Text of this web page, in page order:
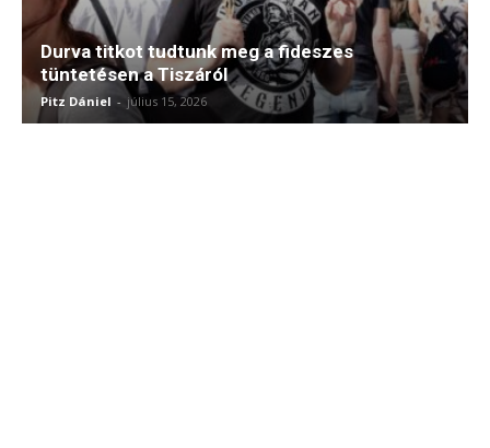
Durva titkot tudtunk meg a fideszes
tüntetésen a Tiszáról
Pitz Dániel - július 15, 2026